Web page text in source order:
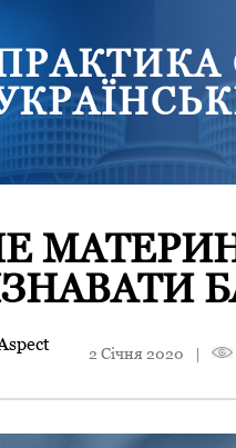
2 Січня 2020 |